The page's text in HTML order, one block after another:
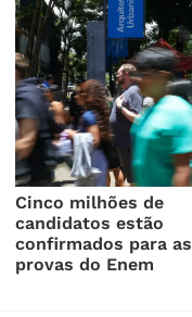
Cinco milhões de
candidatos estão
confirmados para as
provas do Enem